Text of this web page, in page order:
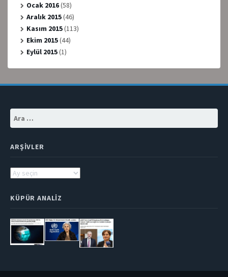
Ocak 2016(58)
Aralık 2015(46)
Kasım 2015(113)
Ekim 2015(44)
Eylül 2015(1)
ARŞIVLER
Arşivler
KÜPÜR ANALIZ